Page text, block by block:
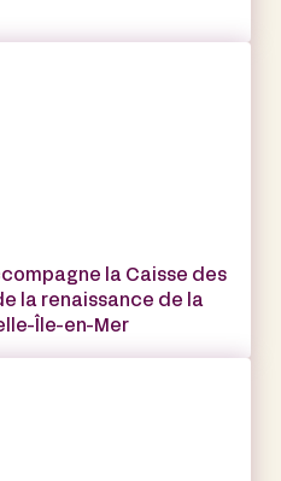
la Caisse des
la renaissance de la
Île-en-Mer